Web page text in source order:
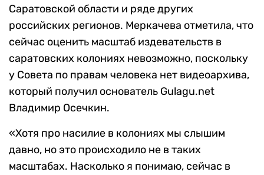
Саратовской области и ряде других
российских регионов. Меркачева отметила, что
сейчас оценить масштаб издевательств в
саратовских колониях невозможно, поскольку
у Совета по правам человека нет видеоархива,
который получил основатель Gulagu.net
Владимир Осечкин.
«Хотя про насилие в колониях мы слышим
давно, но это происходило не в таких
масштабах. Насколько я понимаю, сейчас в